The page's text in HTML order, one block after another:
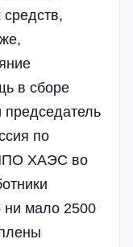
в сборе
по
ППО ХАЭС во
ни мало 2500